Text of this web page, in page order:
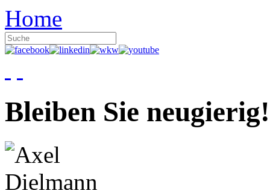
Home
Bleiben Sie neugierig!